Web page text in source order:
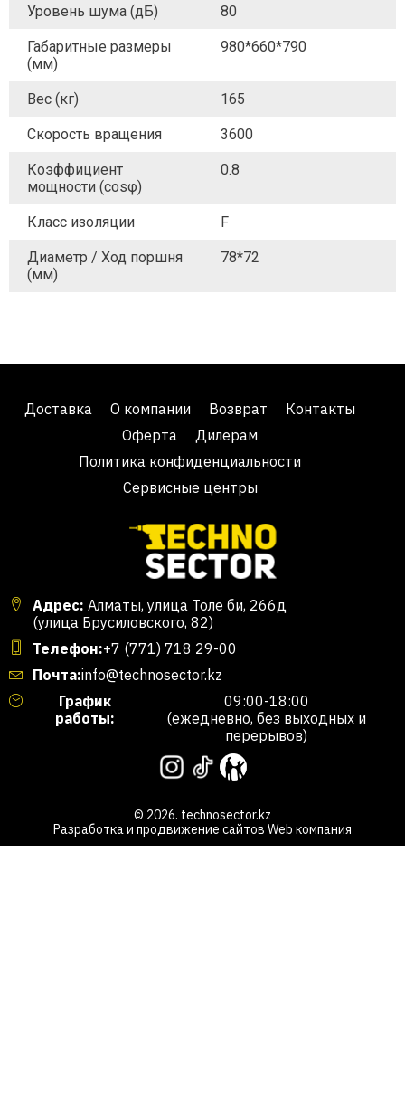
Уровень шума (дБ) 80
Габаритные размеры
(мм)
980*660*790
Вес (кг) 165
Скорость вращения 3600
Коэффициент
мощности (cosφ)
0.8
Класс изоляции F
Диаметр / Ход поршня
(мм)
78*72
Доставка О компании Возврат
Контакты
Оферта
Дилерам
Политика конфиденциальности
Сервисные центры
Адрес: Алматы, улица Толе би, 266д
(улица Брусиловского, 82)
Телефон:+7 (771) 718 29-00
Почта:info@technosector.kz
График
работы:
09:00-18:00
(ежедневно, без выходных и
перерывов)
© 2026. technosector.kz
Разработка и продвижение сайтов Web компания